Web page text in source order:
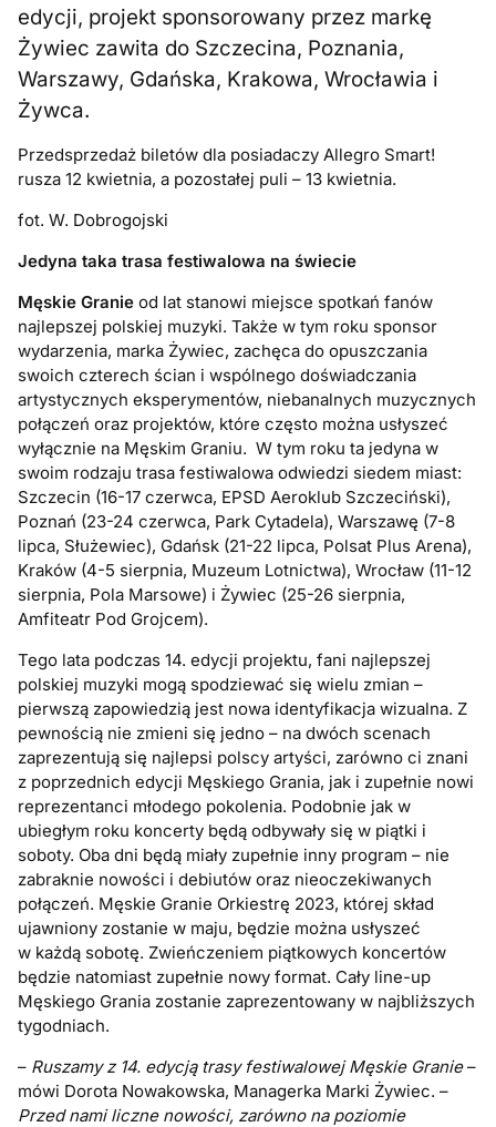
edycji, projekt sponsorowany przez markę
Żywiec zawita do Szczecina, Poznania,
Warszawy, Gdańska, Krakowa, Wrocławia i
Żywca.
Przedsprzedaż biletów dla posiadaczy Allegro Smart!
rusza 12 kwietnia, a pozostałej puli – 13 kwietnia.
fot. W. Dobrogojski
Jedyna taka trasa festiwalowa na świecie
Męskie Granie od lat stanowi miejsce spotkań fanów
najlepszej polskiej muzyki. Także w tym roku sponsor
wydarzenia, marka Żywiec, zachęca do opuszczania
swoich czterech ścian i wspólnego doświadczania
artystycznych eksperymentów, niebanalnych muzycznych
połączeń oraz projektów, które często można usłyszeć
wyłącznie na Męskim Graniu. W tym roku ta jedyna w
swoim rodzaju trasa festiwalowa odwiedzi siedem miast:
Szczecin (16-17 czerwca, EPSD Aeroklub Szczeciński),
Poznań (23-24 czerwca, Park Cytadela), Warszawę (7-8
lipca, Służewiec), Gdańsk (21-22 lipca, Polsat Plus Arena),
Kraków (4-5 sierpnia, Muzeum Lotnictwa), Wrocław (11-12
sierpnia, Pola Marsowe) i Żywiec (25-26 sierpnia,
Amfiteatr Pod Grojcem).
Tego lata podczas 14. edycji projektu, fani najlepszej
polskiej muzyki mogą spodziewać się wielu zmian –
pierwszą zapowiedzią jest nowa identyfikacja wizualna. Z
pewnością nie zmieni się jedno – na dwóch scenach
zaprezentują się najlepsi polscy artyści, zarówno ci znani
z poprzednich edycji Męskiego Grania, jak i zupełnie nowi
reprezentanci młodego pokolenia. Podobnie jak w
ubiegłym roku koncerty będą odbywały się w piątki i
soboty. Oba dni będą miały zupełnie inny program – nie
zabraknie nowości i debiutów oraz nieoczekiwanych
połączeń. Męskie Granie Orkiestrę 2023, której skład
ujawniony zostanie w maju, będzie można usłyszeć
w każdą sobotę. Zwieńczeniem piątkowych koncertów
będzie natomiast zupełnie nowy format. Cały line-up
Męskiego Grania zostanie zaprezentowany w najbliższych
tygodniach.
– Ruszamy z 14. edycją trasy festiwalowej Męskie Granie–
mówi Dorota Nowakowska, Managerka Marki Żywiec. –
Przed nami liczne nowości, zarówno na poziomie